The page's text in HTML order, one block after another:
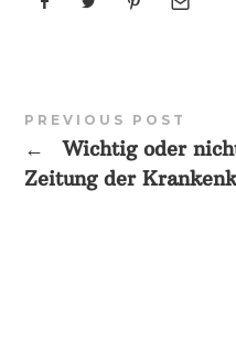
PREVIOUS POST
←
Wichtig oder
Zeitung der